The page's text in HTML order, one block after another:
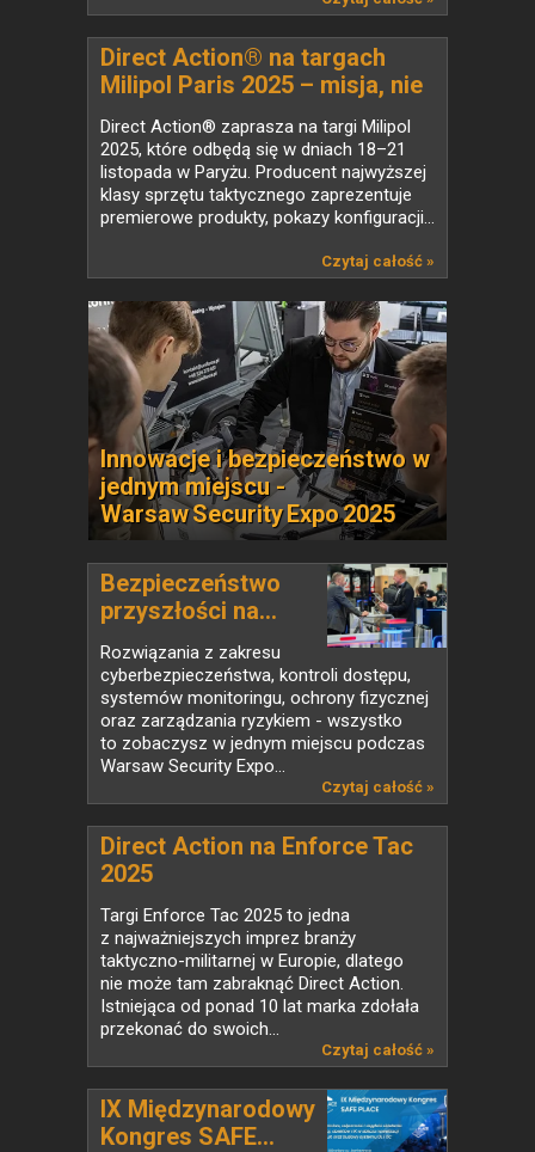
Direct Action® na targach
Milipol Paris 2025 – misja, nie
rutyna
Direct Action® zaprasza na targi Milipol
2025, które odbędą się w dniach 18–21
listopada w Paryżu. Producent najwyższej
klasy sprzętu taktycznego zaprezentuje
premierowe produkty, pokazy konfiguracji...
Czytaj całość »
Innowacje i bezpieczeństwo w
jednym miejscu -
Warsaw Security Expo 2025
Bezpieczeństwo
przyszłości na...
Rozwiązania z zakresu
cyberbezpieczeństwa, kontroli dostępu,
systemów monitoringu, ochrony fizycznej
oraz zarządzania ryzykiem - wszystko
to zobaczysz w jednym miejscu podczas
Warsaw Security Expo...
Czytaj całość »
Direct Action na Enforce Tac
2025
Targi Enforce Tac 2025 to jedna
z najważniejszych imprez branży
taktyczno-militarnej w Europie, dlatego
nie może tam zabraknąć Direct Action.
Istniejąca od ponad 10 lat marka zdołała
przekonać do swoich...
Czytaj całość »
IX Międzynarodowy
Kongres SAFE...